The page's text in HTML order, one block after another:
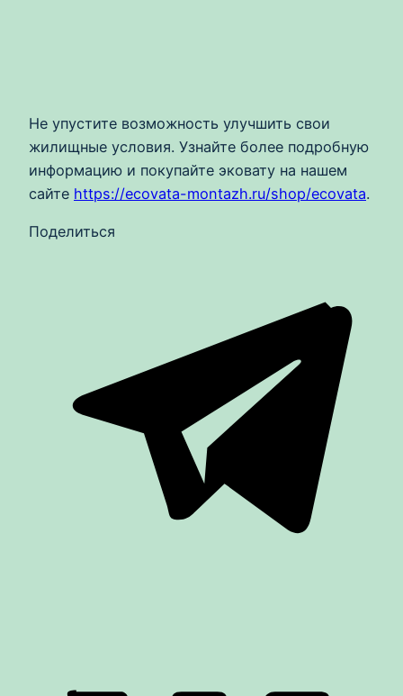
Не упустите возможность улучшить свои
жилищные условия. Узнайте более подробную
информацию и покупайте эковату на нашем
сайте https://ecovata-montazh.ru/shop/ecovata.
Поделиться